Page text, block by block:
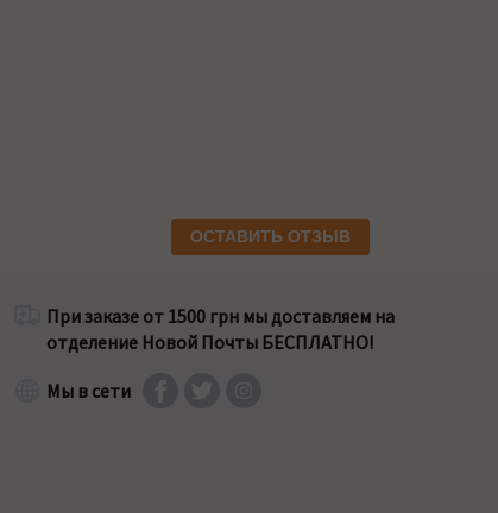
ОСТАВИТЬ ОТЗЫВ
При заказе от 1500 грн мы доставляем на
отделение Новой Почты БЕСПЛАТНО!
Мы в сети